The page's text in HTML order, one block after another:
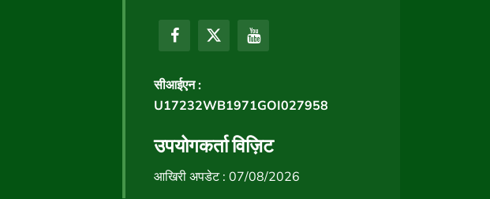
सीआईएन :
U17232WB1971GOI027958
उपयोगकर्ता विज़िट
आखिरी अपडेट : 07/08/2026